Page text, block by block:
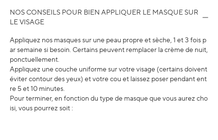
NOS CONSEILS POUR BIEN APPLIQUER LE MASQUE SUR
LE VISAGE
Appliquez nos masques sur une peau propre et sèche, 1 et 3 fois p
ar semaine si besoin. Certains peuvent remplacer la crème de nuit,
ponctuellement.
Appliquez une couche uniforme sur votre visage (certains doivent
éviter contour des yeux) et votre cou et laissez poser pendant ent
re 5 et 10 minutes.
Pour terminer, en fonction du type de masque que vous aurez cho
isi, vous pourrez soit :